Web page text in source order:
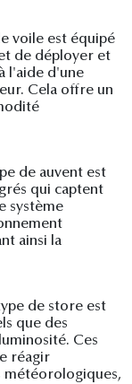
voile est équipé
de déployer et
l'aide d'une
Cela offre un
de auvent est
qui captent
système
ainsi la
de store est
que des
Ces
réagir
météorologiques,